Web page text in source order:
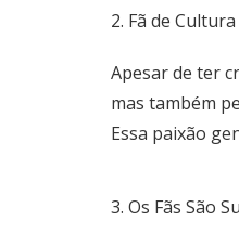
2. Fã de
Apesar de ter
mas também
Essa paixão
3. Os Fãs São